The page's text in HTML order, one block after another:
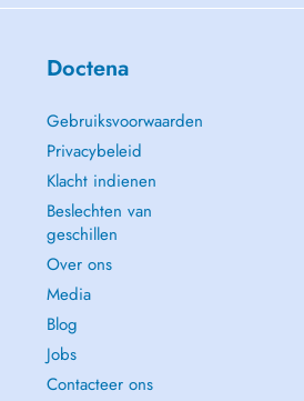
Doctena
Gebruiksvoorwaarden
Privacybeleid
Klacht indienen
Beslechten van
geschillen
Over ons
Media
Blog
Jobs
Contacteer ons